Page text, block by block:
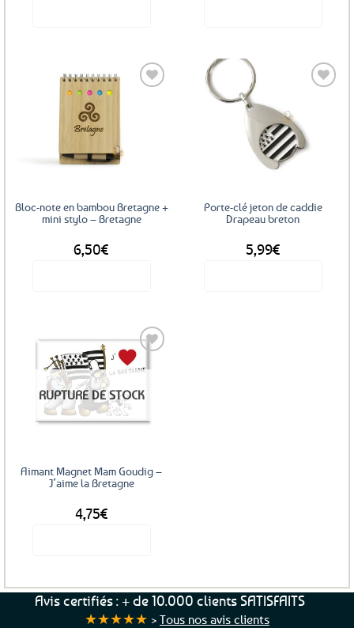
Bloc-note en bambou Bretagne +
mini stylo – Bretagne
6,50€
favoris
Porte-clé jeton de caddie
Drapeau breton
5,99€
Ajouter
aux
RUPTURE DE STOCK
Aimant Magnet Mam Goudig –
J’aime la Bretagne
4,75€
Avis certifiés : + de 10.000 clients SATISFAITS
★★★★★ > Tous nos avis clients